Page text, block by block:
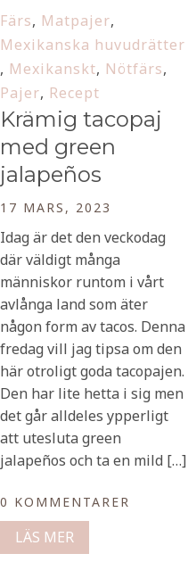
Färs, Matpajer,
Mexikanska huvudrätter
, Mexikanskt, Nötfärs,
Pajer, Recept
Krämig tacopaj
med green
jalapeños
17 MARS, 2023
Idag är det den veckodag
där väldigt många
människor runtom i vårt
avlånga land som äter
någon form av tacos. Denna
fredag vill jag tipsa om den
här otroligt goda tacopajen.
Den har lite hetta i sig men
det går alldeles ypperligt
att utesluta green
jalapeños och ta en mild […]
0 KOMMENTARER
LÄS MER